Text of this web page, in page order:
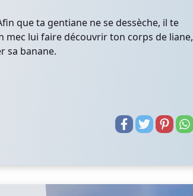
que ta gentiane ne se dessèche, il te
mec lui faire découvrir ton corps de liane,
sa banane.